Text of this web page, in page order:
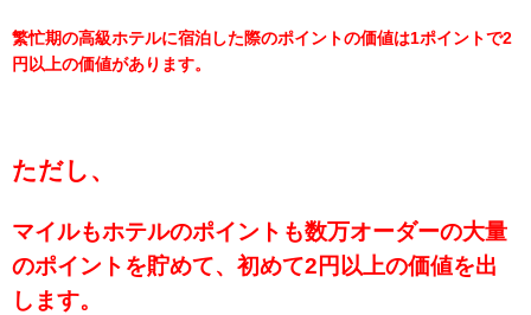
繁忙期の高級ホテルに宿泊した際のポイントの価値は1ポイントで2
円以上の価値があります。
ただし、
マイルもホテルのポイントも数万オーダーの大量
のポイントを貯めて、 初めて2円以上の価値を出
します。